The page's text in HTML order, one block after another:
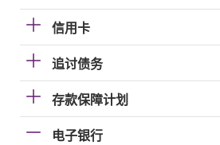
信用卡
追讨债务
存款保障计划
电子银行